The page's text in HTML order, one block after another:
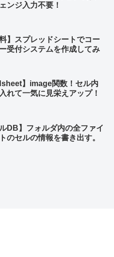
ンジ入力不要！
料】スプレッドシートでコー
受付システムを作成してみ
】image関数！セル内
れて一気に見栄えアップ！
ルDB】フォルダ内の全ファイ
のセルの情報を書き出す。